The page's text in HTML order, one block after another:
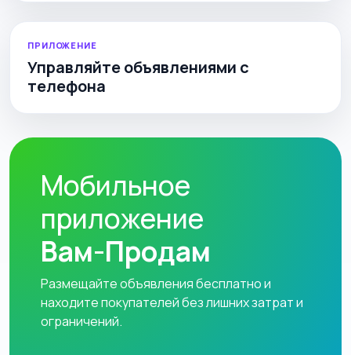
ПРИЛОЖЕНИЕ
Управляйте объявлениями с
телефона
Мобильное
приложение
Вам-Продам
Размещайте объявления бесплатно и
находите покупателей без лишних затрат и
ограничений.